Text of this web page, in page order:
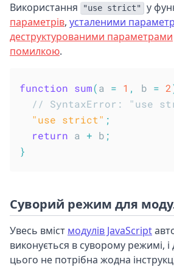
Використання
"use strict" у
параметрів, усталеними
деструктурованими параметрами
помилкою.
function sum(a = 1 , b = 2
// SyntaxError: "use
"use strict" ;
return a + b ;
}
Суворий режим для
Увесь вміст модулів JavaScript
виконується в суворому режимі, і
цього не потрібна жодна